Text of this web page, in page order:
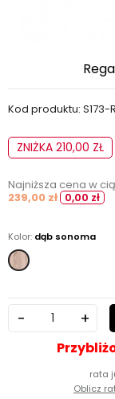
Kod produktu: S173-
ZNIŻKA 210,00 ZŁ
Najniższa cena w
239,00 zł 0,00 zł
Kolor: dąb sonoma
dąb
rata
Oblicz